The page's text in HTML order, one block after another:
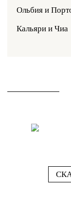
Ольбия и
Кальяри и Чиа